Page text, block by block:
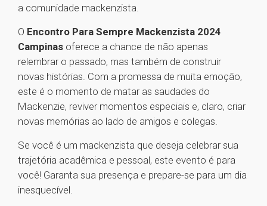
a comunidade mackenzista.
O Encontro Para Sempre Mackenzista 2024
Campinas oferece a chance de não apenas
relembrar o passado, mas também de construir
novas histórias. Com a promessa de muita emoção,
este é o momento de matar as saudades do
Mackenzie, reviver momentos especiais e, claro, criar
novas memórias ao lado de amigos e colegas.
Se você é um mackenzista que deseja celebrar sua
trajetória acadêmica e pessoal, este evento é para
você! Garanta sua presença e prepare-se para um dia
inesquecível.